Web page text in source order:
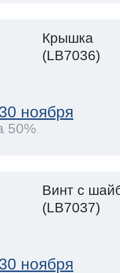
Крышка
(LB7036)
ноября
50%
Винт с
(LB7037)
ноября